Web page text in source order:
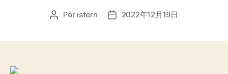
Autor
Por istern
Fecha2022年12月19日